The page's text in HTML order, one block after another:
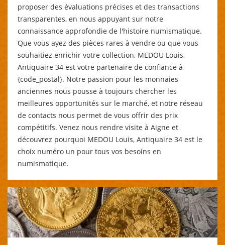
proposer des évaluations précises et des transactions
transparentes, en nous appuyant sur notre
connaissance approfondie de l'histoire numismatique.
Que vous ayez des pièces rares à vendre ou que vous
souhaitiez enrichir votre collection, MEDOU Louis,
Antiquaire 34 est votre partenaire de confiance à
{code_postal}. Notre passion pour les monnaies
anciennes nous pousse à toujours chercher les
meilleures opportunités sur le marché, et notre réseau
de contacts nous permet de vous offrir des prix
compétitifs. Venez nous rendre visite à Aigne et
découvrez pourquoi MEDOU Louis, Antiquaire 34 est le
choix numéro un pour tous vos besoins en
numismatique.